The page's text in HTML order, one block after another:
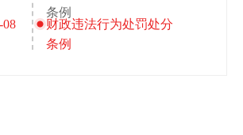
08
条例
财政违法行为处罚处分
条例